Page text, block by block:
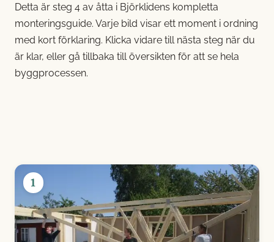
Detta är steg 4 av åtta i Björklidens kompletta
monteringsguide. Varje bild visar ett moment i ordning
med kort förklaring. Klicka vidare till nästa steg när du
är klar, eller gå tillbaka till översikten för att se hela
byggprocessen.
1